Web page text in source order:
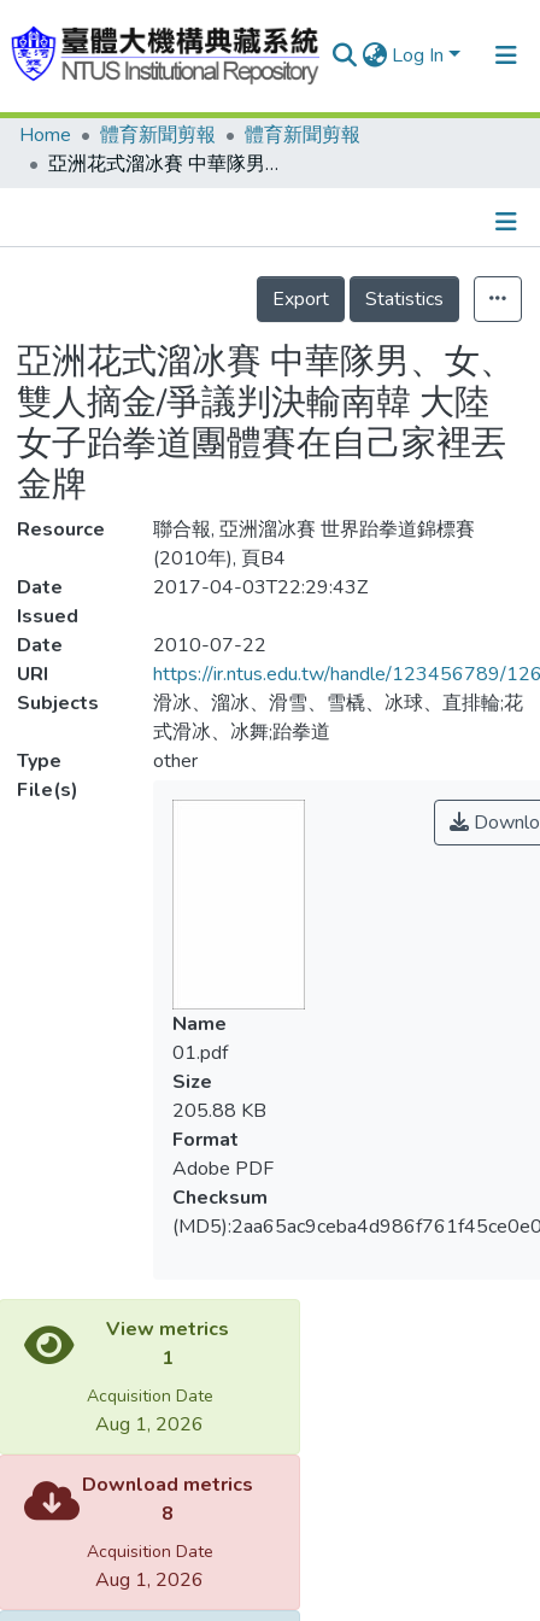
Log In
Communities & Collections
Statistics
Home 體育新聞剪報
體育新聞剪報
亞洲花式溜冰賽 中華隊男、女、雙人摘金/爭議判決輸南韓 大陸女子跆拳道團體賽在自己家裡丟金牌
Details
Export
Statistics
亞洲花式溜冰賽 中華隊男、女、
雙人摘金/爭議判決輸南韓 大陸
女子跆拳道團體賽在自己家裡丟
金牌
Resource
聯合報, 亞洲溜冰賽 世界跆拳道錦標賽
(2010年), 頁B4
Date
Issued
2017-04-03T22:29:43Z
Date
2010-07-22
URI
https://ir.ntus.edu.tw/handle/123456789/
Subjects
滑冰、溜冰、滑雪、雪橇、冰球、直排輪;花
式滑冰、冰舞;跆拳道
Type
other
File(s)
Name
01.pdf
Size
205.88 KB
Format
Adobe PDF
Checksum
View metrics
1
Acquisition Date
Aug 1, 2026
Download metrics
8
Acquisition Date
Aug 1, 2026